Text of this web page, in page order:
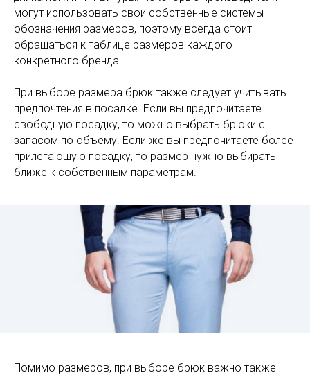
могут использовать свои собственные системы
обозначения размеров, поэтому всегда стоит
обращаться к таблице размеров каждого
конкретного бренда.
При выборе размера брюк также следует учитывать
предпочтения в посадке. Если вы предпочитаете
свободную посадку, то можно выбрать брюки с
запасом по объему. Если же вы предпочитаете более
прилегающую посадку, то размер нужно выбирать
ближе к собственным параметрам.
Помимо размеров, при выборе брюк важно также